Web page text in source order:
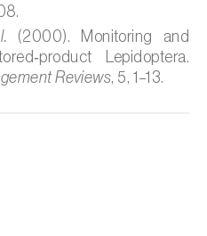
dimensiones
(Crioceris asparagi e
(2000). Monitoring and
Lepidoptera.
Reviews, 5, 1–13.